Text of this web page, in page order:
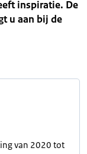
inspiratie. De
u aan bij de
van 2020 tot